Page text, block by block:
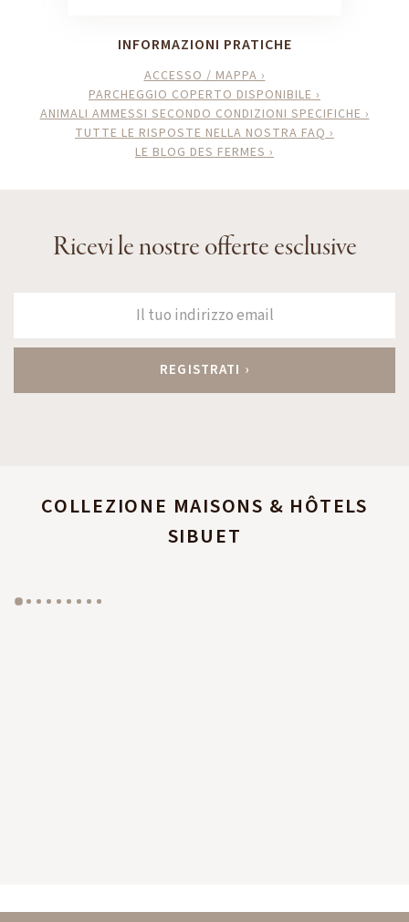
Ricevi le nostre offerte esclusive
INFORMAZIONI PRATICHE
ACCESSO / MAPPA ›
PARCHEGGIO COPERTO DISPONIBILE ›
ANIMALI AMMESSI SECONDO CONDIZIONI SPECIFICHE ›
TUTTE LE RISPOSTE NELLA NOSTRA FAQ ›
LE BLOG DES FERMES ›
COLLEZIONE MAISONS & HÔTELS
SIBUET